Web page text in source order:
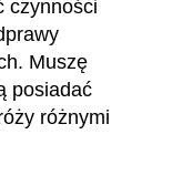
czynności
Muszę
posiadać
różnymi